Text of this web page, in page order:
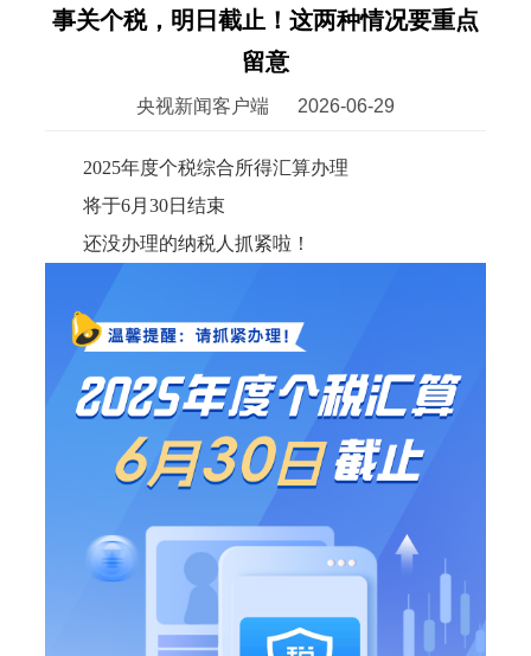
事关个税，明日截止！这两种情况要重点
留意
央视新闻客户端 2026-06-29
2025年度个税综合所得汇算办理
将于6月30日结束
还没办理的纳税人抓紧啦！